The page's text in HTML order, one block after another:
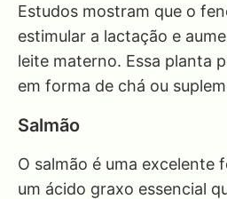
Estudos mostram que o
estimular a lactação e
leite materno. Essa planta
em forma de chá ou
Salmão
O salmão é uma excelente
um ácido graxo essencial